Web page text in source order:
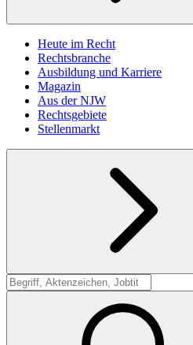
Heute im Recht
Rechtsbranche
Ausbildung und Karriere
Magazin
Aus der NJW
Rechtsgebiete
Stellenmarkt
Suche